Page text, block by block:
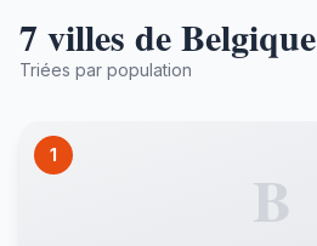
7 villes de Belgique
Triées par population
1
B